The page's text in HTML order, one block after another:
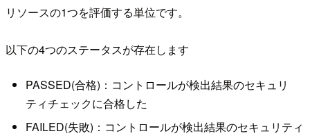
リソースの1つを評価する単位です。
以下の4つのステータスが存在します
PASSED(合格)：コントロールが検出結果のセキュリ
ティチェックに合格した
FAILED(失敗)：コントロールが検出結果のセキュリティ